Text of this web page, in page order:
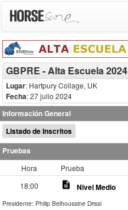
GBPRE - Alta Escuela 2024
Lugar: Hartpury Collage, UK
Fecha: 27 julio 2024
Información General
Listado de Inscritos
Pruebas
Hora
Prueba
18:00
description Nivel Medio
Presidente: Philip Belhoussine Drissi